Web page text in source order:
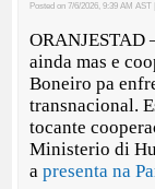
Posted on 7/6/2026, 9:39 AM AST
ORANJESTAD
ainda mas e
Boneiro pa
transnacional.
tocante
Ministerio di
apresenta na